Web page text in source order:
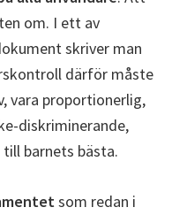
om. I ett av
skriver man
därför måste
vara proportionerlig,
diskriminerande,
barnets bästa.
som redan i